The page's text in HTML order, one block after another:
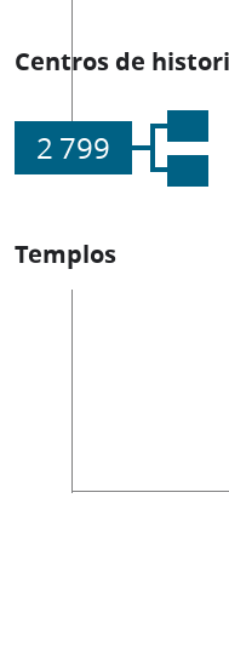
Centros de
2 799
Templos